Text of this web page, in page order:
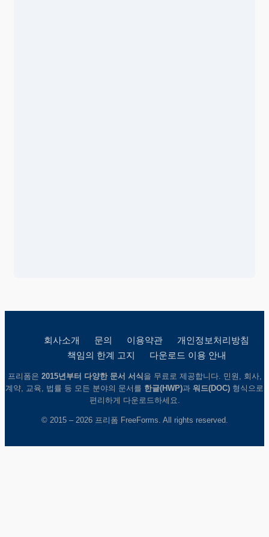
회사소개 문의 이용약관
개인정보처리방침
책임의 한계 고지
다운로드 이용 안내
프리폼은 2015년부터 다양한 문서 서식 을 무료로 제공합니다. 민원, 회사,
계약, 교육, 법률 등 모든 분야의 문서를 한글(HWP)과 워드(DOC) 형식으로
편리하게 다운로드하세요.
© 2015 – 2026 프리폼 FreeForms. All rights reserved.